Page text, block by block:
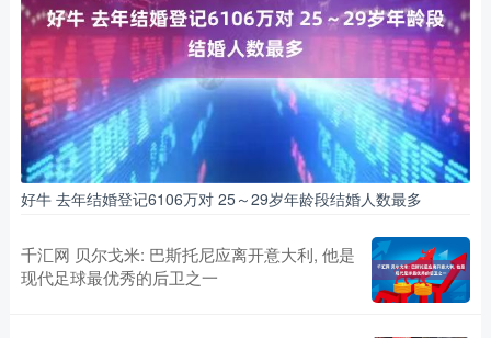
好牛 去年结婚登记6106万对 25～29岁年龄段结婚人数最多
千汇网 贝尔戈米: 巴斯托尼应离开意大利, 他是
现代足球最优秀的后卫之一